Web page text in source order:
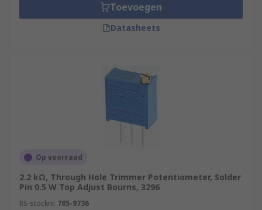
Toevoegen
Datasheets
Op voorraad
2.2 kΩ, Through Hole Trimmer Potentiometer, Solder
Pin 0.5 W Top Adjust Bourns, 3296
RS-stocknr. 785-9736